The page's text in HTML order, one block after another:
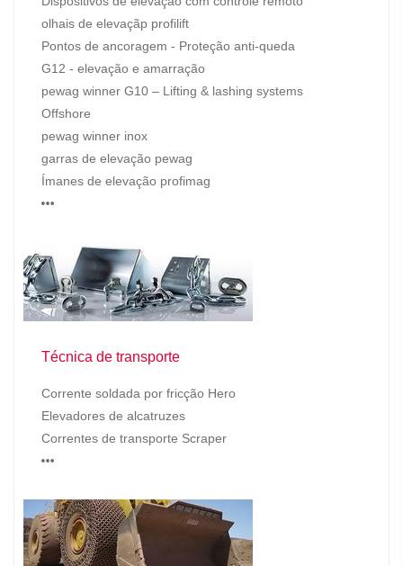
olhais de elevaçãp profilift
Pontos de ancoragem - Proteção anti-queda
G12 - elevação e amarração
pewag winner G10 – Lifting & lashing systems
Offshore
pewag winner inox
garras de elevação pewag
Ímanes de elevação profimag
Técnica de transporte
Corrente soldada por fricção Hero
Elevadores de alcatruzes
Correntes de transporte Scraper